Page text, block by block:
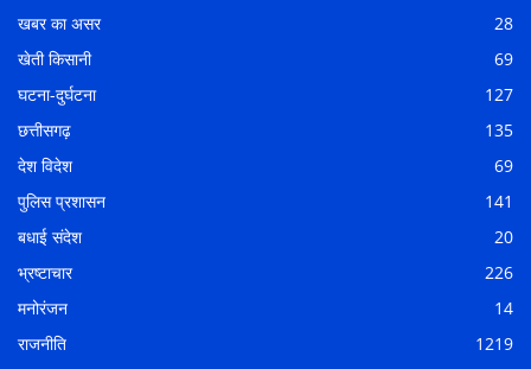
खबर का असर
28
खेती किसानी
69
घटना-दुर्घटना
127
छत्तीसगढ़
135
देश विदेश
69
पुलिस प्रशासन
141
बधाई संदेश
20
भ्रष्टाचार
226
मनोरंजन
14
राजनीति
1219